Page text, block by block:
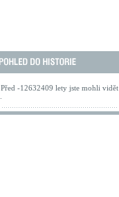
Před -12632409 lety jste mohli vidět